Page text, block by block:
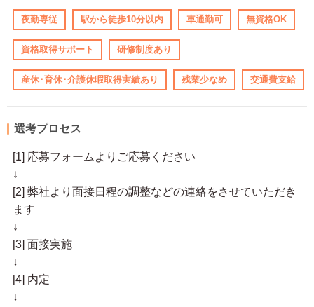
夜勤専従 駅から徒歩10分以内 車通勤可 無資格OK
資格取得サポート 研修制度あり
産休･育休･介護休暇取得実績あり 残業少なめ 交通費支給
選考プロセス
[1] 応募フォームよりご応募ください
↓
[2] 弊社より面接日程の調整などの連絡をさせていただき
ます
↓
[3] 面接実施
↓
[4] 内定
↓